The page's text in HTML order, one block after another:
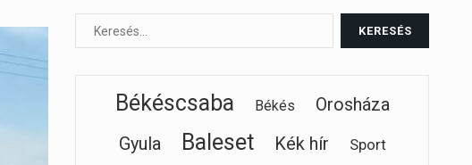
Békéscsaba Békés
Orosháza
Gyula
Baleset Kék hír Sport